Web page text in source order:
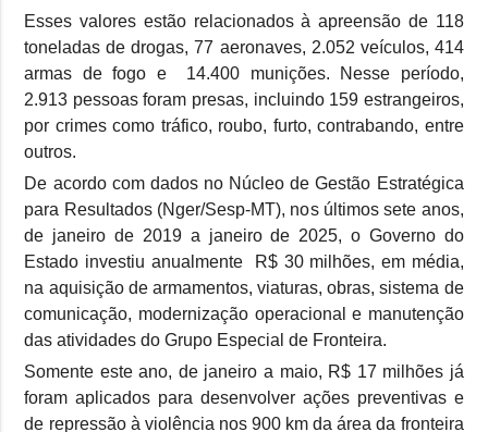
Esses valores estão relacionados à apreensão de 118
toneladas de drogas, 77 aeronaves, 2.052 veículos, 414
armas de fogo e 14.400 munições. Nesse período,
2.913 pessoas foram presas, incluindo 159 estrangeiros,
por crimes como tráfico, roubo, furto, contrabando, entre
outros.
De acordo com dados no Núcleo de Gestão Estratégica
para Resultados (Nger/Sesp-MT), nos últimos sete anos,
de janeiro de 2019 a janeiro de 2025, o Governo do
Estado investiu anualmente R$ 30 milhões, em média,
na aquisição de armamentos, viaturas, obras, sistema de
comunicação, modernização operacional e manutenção
das atividades do Grupo Especial de Fronteira.
Somente este ano, de janeiro a maio, R$ 17 milhões já
foram aplicados para desenvolver ações preventivas e
de repressão à violência nos 900 km da área da fronteira